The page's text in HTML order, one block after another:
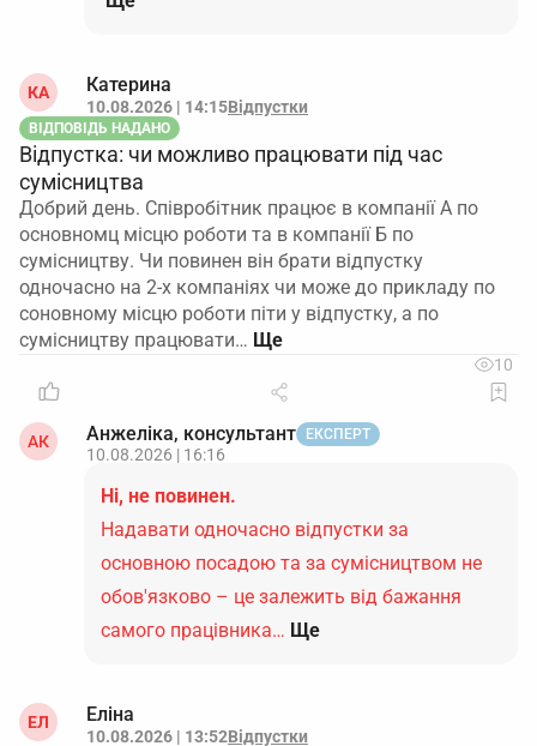
КА Катерина
10.08.2026 | 14:15Відпустки
ВІДПОВІДЬ НАДАНО
Відпустка: чи можливо працювати під час
сумісництва
Добрий день. Співробітник працює в компанії А по
основномц місцю роботи та в компанії Б по
сумісництву. Чи повинен він брати відпустку
одночасно на 2-х компаніях чи може до прикладу по
соновному місцю роботи піти у відпустку, а по
сумісництву працювати…
10
АК Анжеліка, консультант ЕКСПЕРТ
10.08.2026 | 16:16
Ні, не повинен.
Надавати одночасно відпустки за
основною посадою та за сумісництвом не
обов'язково – це залежить від бажання
самого працівника… Ще
ЕЛ Еліна
10.08.2026 | 13:52Відпустки